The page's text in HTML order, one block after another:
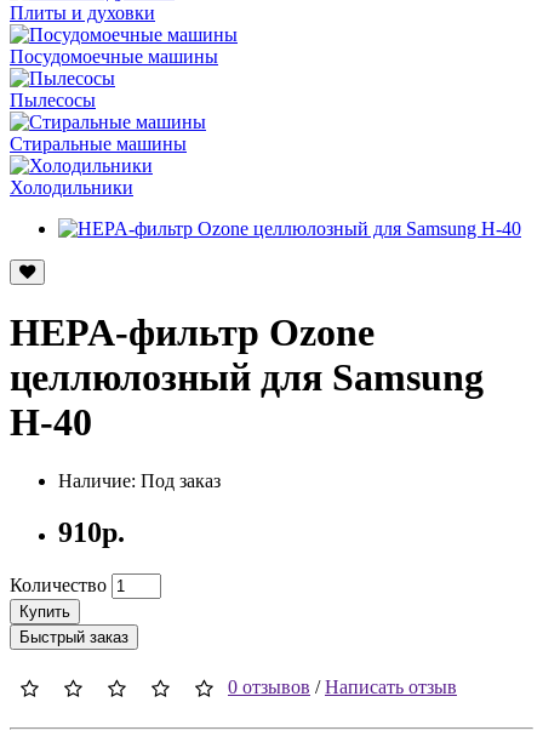
Плиты и духовки
Посудомоечные машины
Пылесосы
Стиральные машины
Холодильники
HEPA-фильтр Ozone
целлюлозный для Samsung
H-40
Наличие: Под заказ
910р.
Количество
Купить
Быстрый заказ
0 отзывов /Написать отзыв